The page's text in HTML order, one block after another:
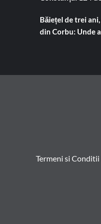
Băiețel de trei
din Corbu: Unde
Termeni si Conditii